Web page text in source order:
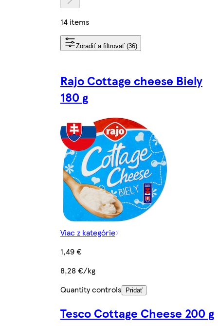
14 items
Zoradiť a filtrovať (36)
Rajo Cottage cheese Biely
180 g
Viac z kategórie
1,49 €
8,28 €/kg
Quantity controls
Pridať
Tesco Cottage Cheese 200 g